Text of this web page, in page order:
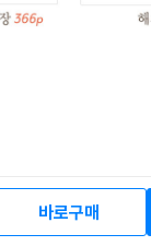
바로구매